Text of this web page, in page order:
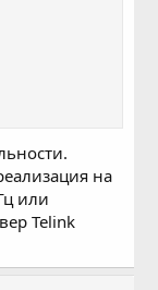
на
или
Telink